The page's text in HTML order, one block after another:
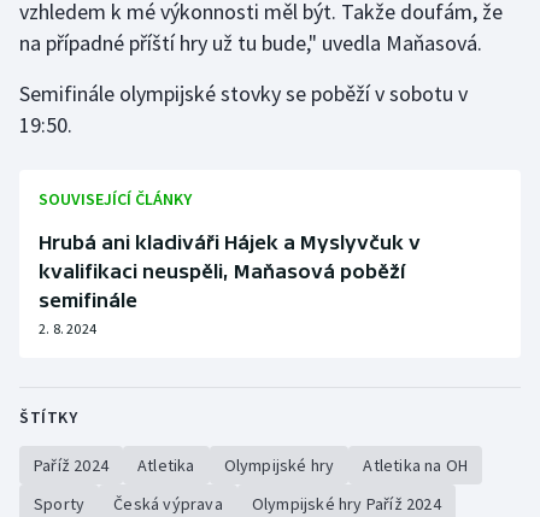
Sportovní střelba
Stolní tenis
Vodní slalom
Volejbal
vzhledem k mé výkonnosti měl být. Takže doufám, že
na případné příští hry už tu bude," uvedla Maňasová.
Semifinále olympijské stovky se poběží v sobotu v
19:50.
SOUVISEJÍCÍ ČLÁNKY
Hrubá ani kladiváři Hájek a Myslyvčuk v
kvalifikaci neuspěli, Maňasová poběží
semifinále
2. 8. 2024
ŠTÍTKY
Paříž 2024 Atletika Olympijské hry
Atletika na OH
Sporty
Česká výprava Olympijské hry Paříž 2024